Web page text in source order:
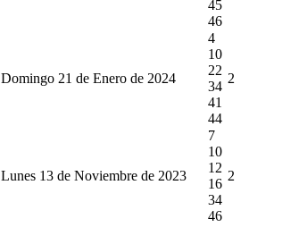
45
46
Domingo 21 de Enero de 2024
4
10
22
34
41
44
2
Lunes 13 de Noviembre de 2023
7
10
12
16
34
46
2